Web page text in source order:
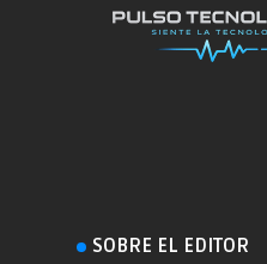
SOBRE EL EDITOR